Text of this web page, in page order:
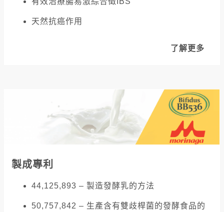
天然抗癌作用
了解更多
製成專利
44,125,893 – 製造發酵乳的方法
50,757,842 – 生產含有雙歧桿菌的發酵食品的